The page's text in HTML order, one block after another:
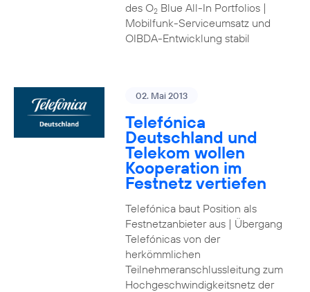
des O2Blue All-In Portfolios |
Mobilfunk-Serviceumsatz und
OIBDA-Entwicklung stabil
02. Mai 2013
Telefónica
Deutschland und
Telekom wollen
Kooperation im
Festnetz vertiefen
Telefónica baut Position als
Festnetzanbieter aus | Übergang
Telefónicas von der
herkömmlichen
Teilnehmeranschlussleitung zum
Hochgeschwindigkeitsnetz der